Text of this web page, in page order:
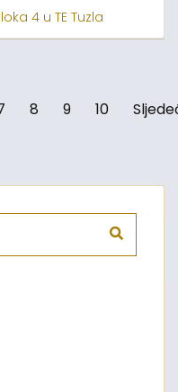
4 u TE Tuzla
8 9 10